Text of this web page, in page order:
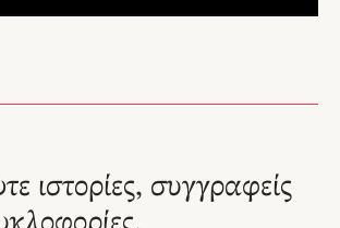
ιστορίες, συγγραφείς